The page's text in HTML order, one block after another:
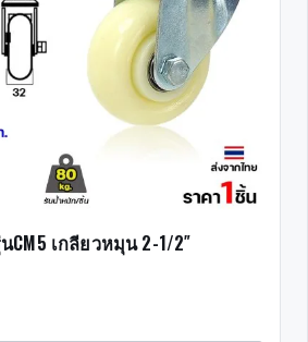
เกลียวหมุน 2-1/2″